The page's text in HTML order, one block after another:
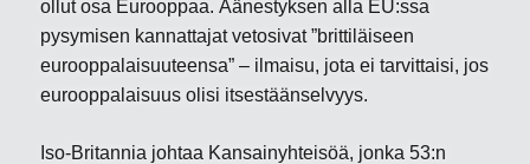
ollut osa Eurooppaa. Äänestyksen alla EU:ssa
pysymisen kannattajat vetosivat ”brittiläiseen
eurooppalaisuuteensa” – ilmaisu, jota ei tarvittaisi, jos
eurooppalaisuus olisi itsestäänselvyys.
Iso-Britannia johtaa Kansainyhteisöä, jonka 53:n